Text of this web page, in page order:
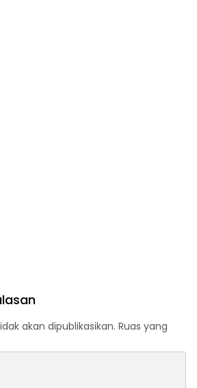
akan dipublikasikan. Ruas yang